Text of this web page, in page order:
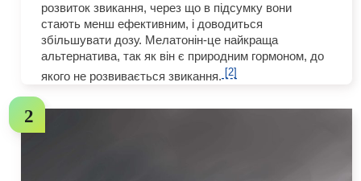
розвиток звикання, через що в підсумку вони
стають менш ефективним, і доводиться
збільшувати дозу. Мелатонін-це найкраща
альтернатива, так як він є природним гормоном, до
якого не розвивається звикання. [2]